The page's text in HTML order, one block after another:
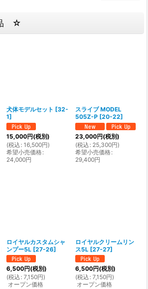
☆
犬体モデルセット [32-
1]
15,000円(税別)
(税込 : 16,500円)
希望小売価格:
24,000円
スライブ MODEL
505Z-P [20-22]
23,000円(税別)
(税込 : 25,300円)
希望小売価格:
29,400円
ロイヤルカスタムシャ
ンプー5L [27-26]
6,500円(税別)
(税込 : 7,150円)
オープン価格
ロイヤルクリームリン
ス5L [27-27]
6,500円(税別)
(税込 : 7,150円)
オープン価格